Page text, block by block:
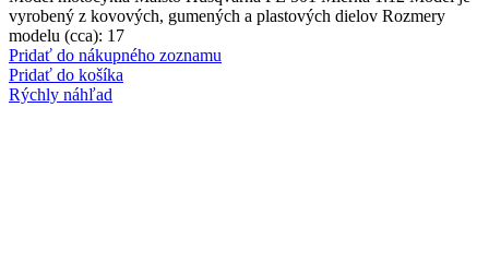
vyrobený z kovových, gumených a plastových dielov Rozmery
modelu (cca): 17
Pridať do nákupného zoznamu
Pridať do košíka
Rýchly náhľad